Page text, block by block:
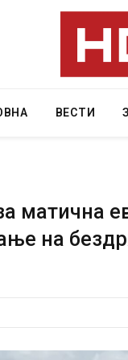
ВЕСТИ
матична
на
бил